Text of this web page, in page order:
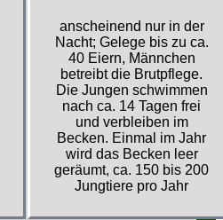
anscheinend nur in der
Nacht; Gelege bis zu ca.
40 Eiern, Männchen
betreibt die Brutpflege.
Die Jungen schwimmen
nach ca. 14 Tagen frei
und verbleiben im
Becken. Einmal im Jahr
wird das Becken leer
geräumt, ca. 150 bis 200
Jungtiere pro Jahr